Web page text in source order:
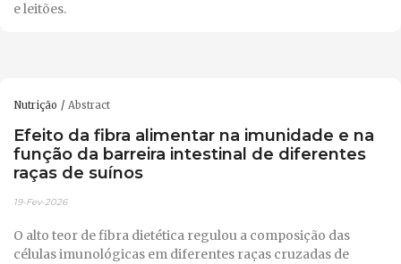
e leitões.
Nutrição Abstract
Efeito da fibra alimentar na imunidade e na
função da barreira intestinal de diferentes
raças de suínos
19-Fev-2026
O alto teor de fibra dietética regulou a composição das
células imunológicas em diferentes raças cruzadas de